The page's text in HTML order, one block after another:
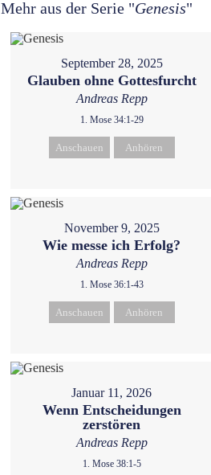
Mehr aus der Serie "Genesis"
September 28, 2025
Glauben ohne Gottesfurcht
Andreas Repp
1. Mose 34:1-29
Anschauen Anhören
November 9, 2025
Wie messe ich Erfolg?
Andreas Repp
1. Mose 36:1-43
Anschauen Anhören
Januar 11, 2026
Wenn Entscheidungen
zerstören
Andreas Repp
1. Mose 38:1-5